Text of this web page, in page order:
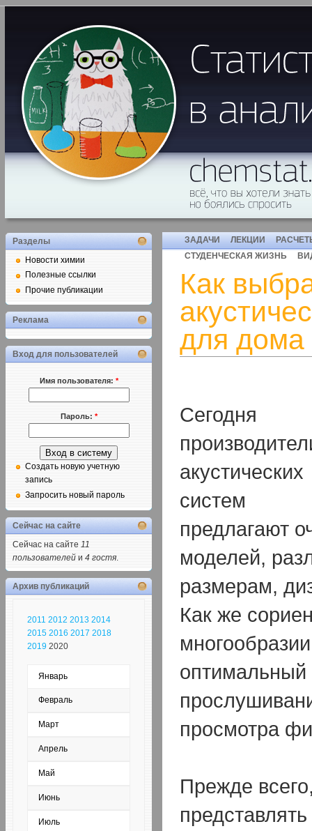
ЗАДАЧИ ЛЕКЦИИ
СТУДЕНЧЕСКАЯ ЖИЗНЬ
Как
для дома
Сегодня
акустических
систем
предлагают
моделей,
размерам,
Как же
оптимальный
просмотра
Прежде
Разделы
Новости химии
Полезные ссылки
Прочие публикации
Реклама
Вход для пользователей
Имя пользователя: *
Пароль: *
Создать новую учетную
запись
Запросить новый пароль
Сейчас на сайте
Сейчас на сайте 11
пользователей и 4 гостя.
Архив публикаций
2011 2012 2013 2014
2015 2016 2017 2018
2019 2020
Январь
Февраль
Март
Апрель
Май
Июнь
Июль